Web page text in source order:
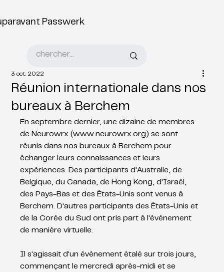
Passwerk
Réunion internationale dans nos
bureaux à Berchem
3 oct. 2022
En septembre dernier, une dizaine de membres
de Neurowrx (www.neurowrx.org ) se sont
réunis dans nos bureaux à Berchem pour
échanger leurs connaissances et leurs
expériences. Des participants d'Australie, de
Belgique, du Canada, de Hong Kong, d'Israël,
des Pays-Bas et des États-Unis sont venus à
Berchem. D'autres participants des États-Unis et
de la Corée du Sud ont pris part à l'événement
de manière virtuelle.
Il s'agissait d'un événement étalé sur trois jours,
commençant le mercredi après-midi et se